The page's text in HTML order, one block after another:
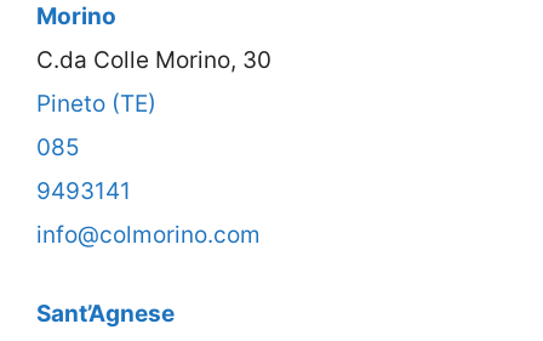
Morino
C.da Colle Morino, 30
Pineto (TE)
085
9493141
info@colmorino.com
Sant’Agnese